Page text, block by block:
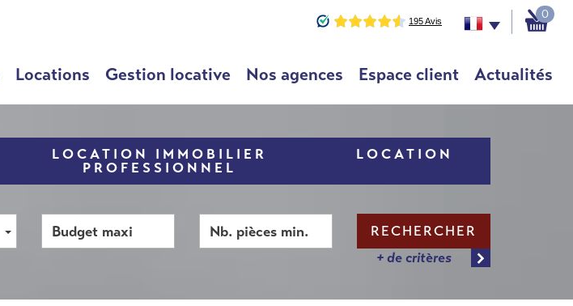
0
Locations Gestion locative Nos agences Espace client Actualités
LOCATION IMMOBILIER
PROFESSIONNEL
LOCATION
RECHERCHER
+ de critères